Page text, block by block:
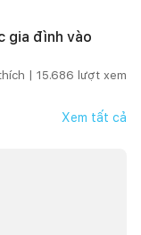
gia đình vào
| 15.686 lượt xem
Xem tất cả